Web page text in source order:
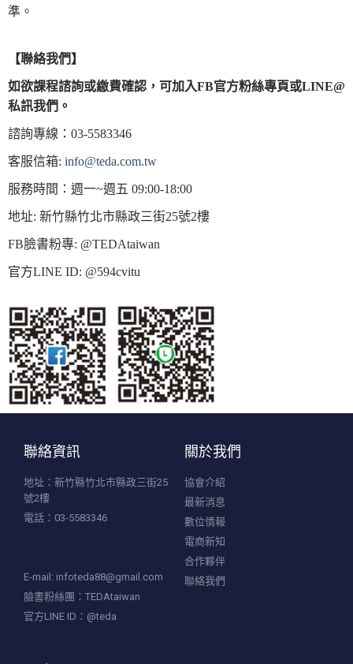
準。
【聯絡我們】
如欲課程諮詢或繳費確認， 可加入FB官方粉絲專頁或LINE@
私訊我們。
諮詢專線：03-5583346
客服信箱: info@teda.com.tw
服務時間：週一~週五 09:00-18:00
地址: 新竹縣竹北市縣政三街25號2樓
FB臉書粉專: @TEDAtaiwan
官方LINE ID: @594cvitu
聯絡資訊
地址：新竹縣竹北市縣政三街25
號2樓
電話：03-5583346
E-mail: infoteda88@gmail.com
臉書粉絲團：TEDAtaiwan
官方LINE ID：@teda
關於我們
協會介紹
最新消息
數位情報
電商新知
合作夥伴
聯絡我們